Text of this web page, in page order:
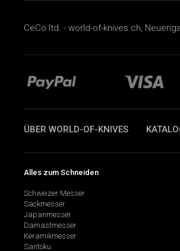
CeCo ltd. - world-of-knives.ch,
ÜBER WORLD-OF-KNIVES
Alles zum Schneiden
Schweizer Messer
Sackmesser
Japanmesser
Damastmesser
Keramikmesser
Santoku